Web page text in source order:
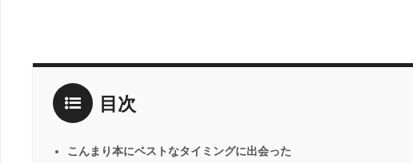
目次
こんまり本にベストなタイミングに出会った